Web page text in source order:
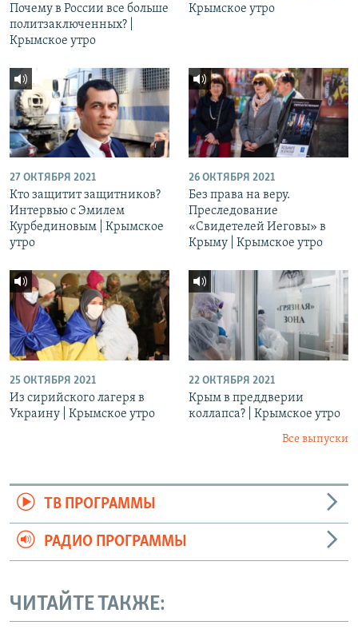
Почему в России все больше
политзаключенных? |
Крымское утро
Крымское утро
27 ОКТЯБРЯ 2021
Кто защитит защитников?
Интервью с Эмилем
Курбединовым | Крымское
утро
26 ОКТЯБРЯ 2021
Без права на веру.
Преследование
«Свидетелей Иеговы» в
Крыму | Крымское утро
25 ОКТЯБРЯ 2021
Из сирийского лагеря в
Украину | Крымское утро
22 ОКТЯБРЯ 2021
Крым в преддверии
коллапса? | Крымское утро
Все выпуски
ТВ ПРОГРАММЫ
РАДИО ПРОГРАММЫ
ЧИТАЙТЕ ТАКЖЕ: